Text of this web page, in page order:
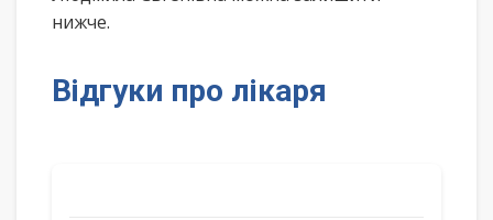
нижче.
Відгуки про лікаря